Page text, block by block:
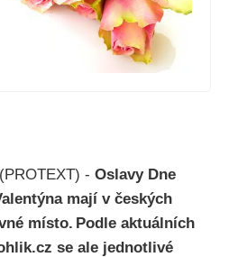
- Oslavy Dne
mají v českých
místo. Podle aktuálních
se ale jednotlivé